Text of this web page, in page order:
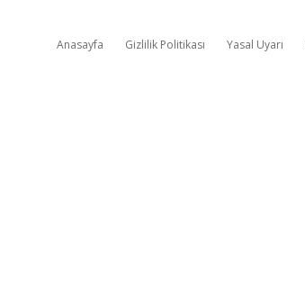
Anasayfa Gizlilik Politikası Yasal Uyarı